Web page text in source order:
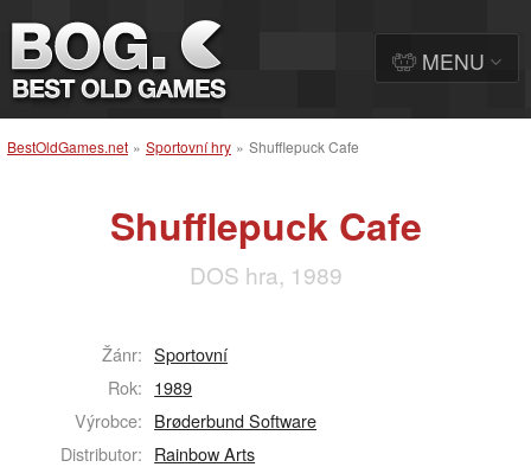
BestOldGames.net » Sportovní hry » Shufflepuck Cafe
Shufflepuck Cafe
DOS hra, 1989
Žánr: Sportovní
Rok: 1989
Výrobce: Brøderbund Software
Distributor: Rainbow Arts
MENU